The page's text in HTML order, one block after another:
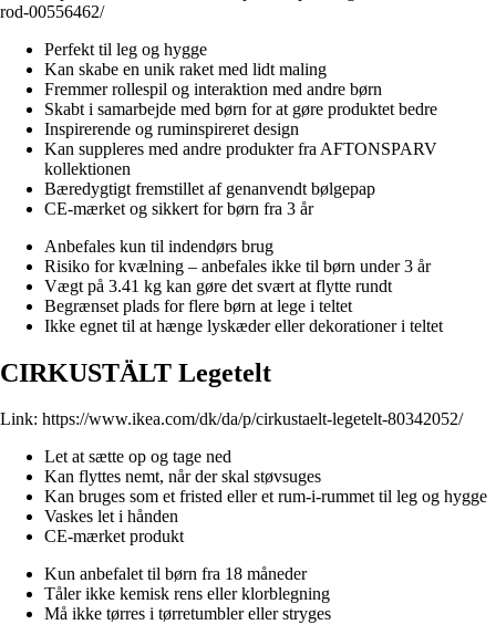
rod-00556462/
Perfekt til leg og hygge
Kan skabe en unik raket med lidt maling
Fremmer rollespil og interaktion med andre børn
Skabt i samarbejde med børn for at gøre produktet bedre
Inspirerende og ruminspireret design
Kan suppleres med andre produkter fra AFTONSPARV
kollektionen
Bæredygtigt fremstillet af genanvendt bølgepap
CE-mærket og sikkert for børn fra 3 år
Anbefales kun til indendørs brug
Risiko for kvælning – anbefales ikke til børn under 3 år
Vægt på 3.41 kg kan gøre det svært at flytte rundt
Begrænset plads for flere børn at lege i teltet
Ikke egnet til at hænge lyskæder eller dekorationer i teltet
CIRKUSTÄLT Legetelt
Link: https://www.ikea.com/dk/da/p/cirkustaelt-legetelt-80342052/
Let at sætte op og tage ned
Kan flyttes nemt, når der skal støvsuges
Kan bruges som et fristed eller et rum-i-rummet til leg og hygge
Vaskes let i hånden
CE-mærket produkt
Kun anbefalet til børn fra 18 måneder
Tåler ikke kemisk rens eller klorblegning
Må ikke tørres i tørretumbler eller stryges